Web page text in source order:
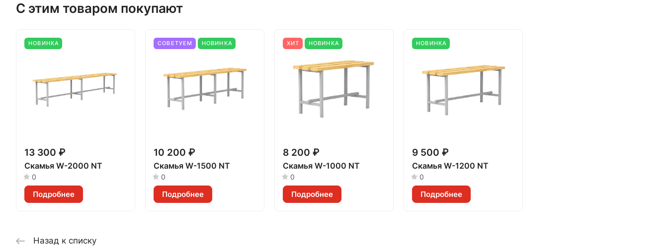
С этим товаром покупают
НОВИНКА
13 300 ₽
Скамья W-2000 NT
0
Подробнее
СОВЕТУЕМ НОВИНКА
10 200 ₽
Скамья W-1500 NT
0
Подробнее
ХИТ НОВИНКА
8 200 ₽
Скамья W-1000 NT
0
Подробнее
НОВИНКА
9 500 ₽
Скамья W-1200 NT
0
Подробнее
Назад к списку